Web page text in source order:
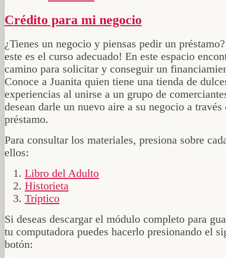
Crédito para mi negocio
¿Tienes un negocio y piensas pedir un
este es el curso adecuado! En este espacio
camino para solicitar y conseguir un
Conoce a Juanita quien tiene una tienda de
experiencias al unirse a un grupo de
desean darle un nuevo aire a su negocio a través
préstamo.
Para consultar los materiales, presiona sobre
ellos:
Libro del Adulto
Historieta
Tríptico
Si deseas descargar el módulo completo para
tu computadora puedes hacerlo presionando el
botón: